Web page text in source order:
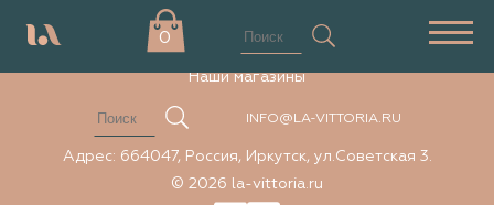
0
Элемент не найден
Наши магазины
INFO@LA-VITTORIA.RU
Адрес: 664047, Россия, Иркутск, ул.Советская 3.
© 2026 la-vittoria.ru